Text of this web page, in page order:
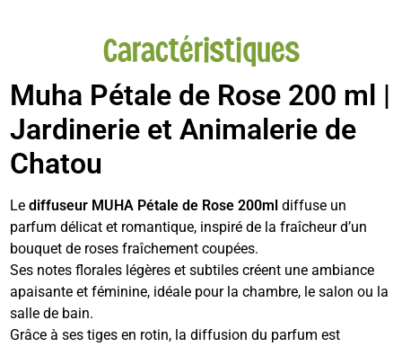
Caractéristiques
Muha Pétale de Rose 200 ml |
Jardinerie et Animalerie de
Chatou
Lediffuseur MUHA Pétale de Rose 200ml diffuse un
parfum délicat et romantique, inspiré de la fraîcheur d’un
bouquet de roses fraîchement coupées.
Ses notes florales légères et subtiles créent une ambiance
apaisante et féminine, idéale pour la chambre, le salon ou la
salle de bain.
Grâce à ses tiges en rotin, la diffusion du parfum est